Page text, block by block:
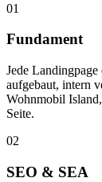
01
Fundament
Jede
aufgebaut, intern
Wohnmobil
Seite.
02
SEO & SEA